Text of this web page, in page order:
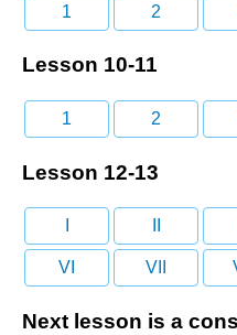
1 2
Lesson 10-11
1 2
Lesson 12-13
VI VII
Next lesson is a